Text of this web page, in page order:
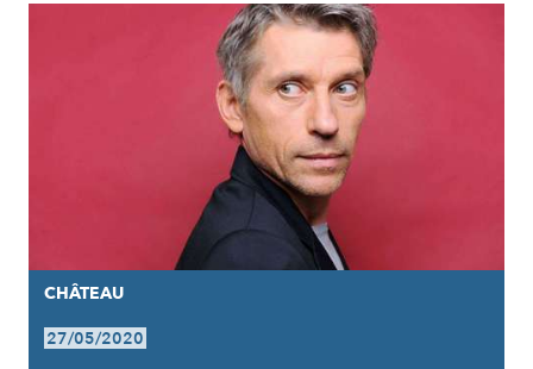
CHÂTEAU
27/05/2020